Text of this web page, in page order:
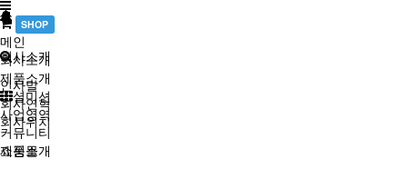
회사소개
인사말
회사연혁
회사위치
제품소개
SHOP
메인
회사소개
제품소개
소셜미션
사업영역
커뮤니티
쇼핑몰